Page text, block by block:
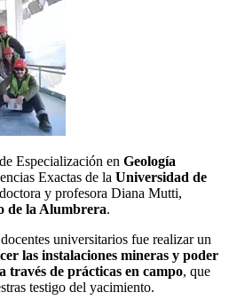
Especialización en Geología
Exactas de la Universidad de
y profesora Diana Mutti,
de la Alumbrera.
universitarios fue realizar un
las instalaciones mineras y poder
través de prácticas en campo, que
testigo del yacimiento.